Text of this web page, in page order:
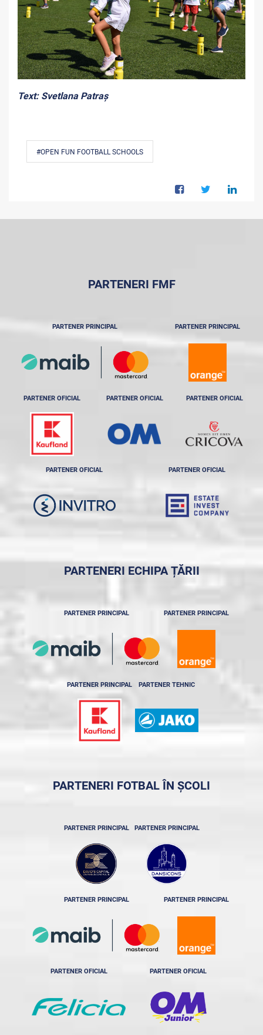
Text: Svetlana Patraș
#OPEN FUN FOOTBALL SCHOOLS
PARTENERI FMF
PARTENER PRINCIPAL PARTENER PRINCIPAL
PARTENER OFICIAL PARTENER OFICIAL PARTENER OFICIAL
PARTENER OFICIAL PARTENER OFICIAL
PARTENERI ECHIPA ȚĂRII
PARTENER PRINCIPAL PARTENER PRINCIPAL
PARTENER PRINCIPAL PARTENER TEHNIC
PARTENERI FOTBAL ÎN ȘCOLI
PARTENER PRINCIPAL PARTENER PRINCIPAL
PARTENER PRINCIPAL PARTENER PRINCIPAL
PARTENER OFICIAL PARTENER OFICIAL